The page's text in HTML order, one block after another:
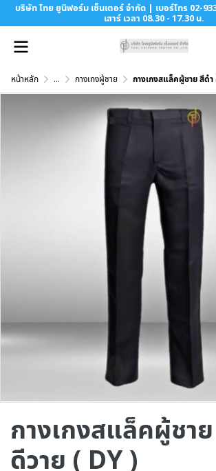
บริษัท ไทย ยูนิฟอร์ม เซ็นเตอร์ จำกัด | เบอร์โทร 02-
เสาร์ เวลา 08.30 - 17.30 น.
หน้าหลัก ... กางเกงผู้ชาย กางเกงสแล็คผู้ชาย สีดำ
กางเกงสแล็คผู้ชา
ดีวาย ( DY )